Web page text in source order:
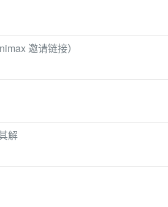
邀请链接）
解